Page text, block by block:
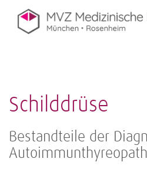
Schilddrüse
Bestandteile der